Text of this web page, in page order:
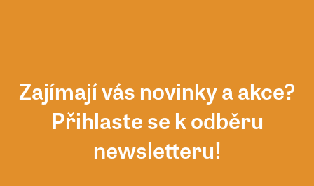
Zajímají vás novinky a akce?
Přihlaste se k odběru
newsletteru!